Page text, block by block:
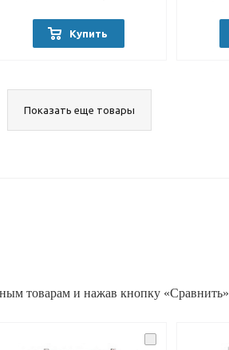
Купить
Показать еще товары
товарам и нажав кнопку «Сравнить»